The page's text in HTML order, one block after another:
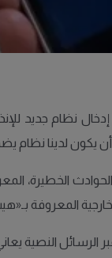
نظام جديد
يكون لدينا نظام
المعروفة
الرسائل